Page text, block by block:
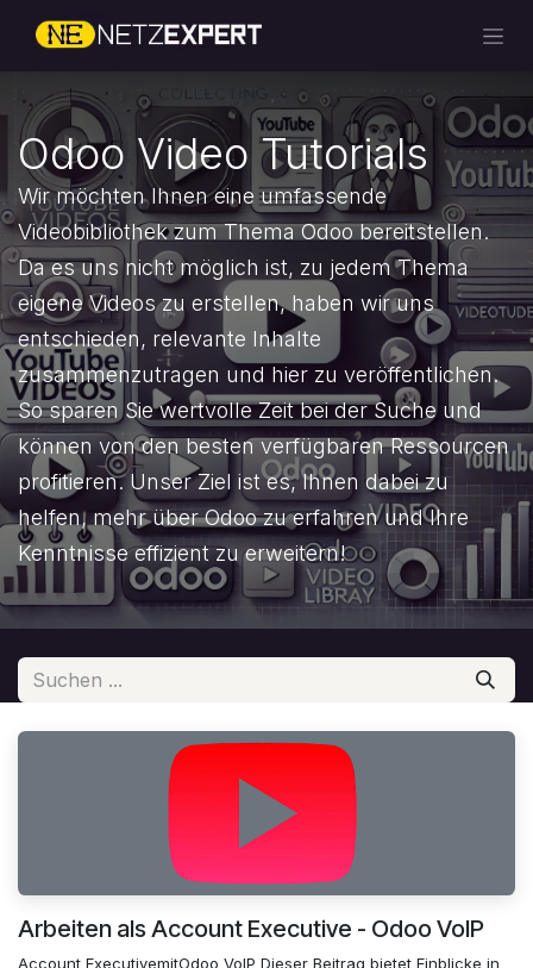
Odoo Video Tutorials
Wir möchten Ihnen eine umfassende
Videobibliothek zum Thema Odoo bereitstellen.
Da es uns nicht möglich ist, zu jedem Thema
eigene Videos zu erstellen, haben wir uns
entschieden, relevante Inhalte
zusammenzutragen und hier zu veröffentlichen.
So sparen Sie wertvolle Zeit bei der Suche und
können von den besten verfügbaren Ressourcen
profitieren. Unser Ziel ist es, Ihnen dabei zu
helfen, mehr über Odoo zu erfahren und Ihre
Kenntnisse effizient zu erweitern!
Arbeiten als Account Executive - Odoo VoIP
Account ExecutivemitOdoo VoIP Dieser Beitrag bietet Einblicke in